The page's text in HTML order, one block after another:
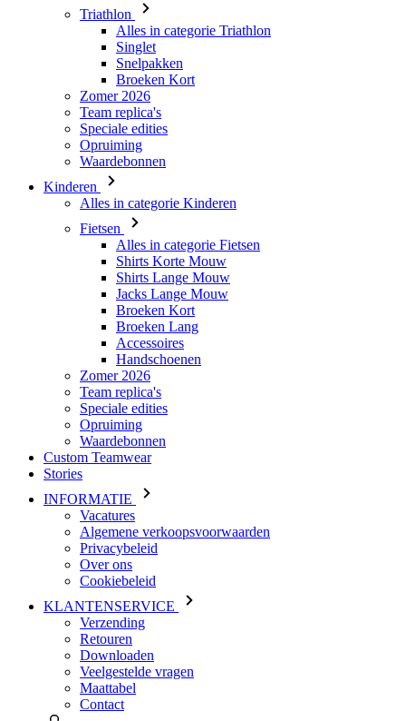
Triathlon
Alles in categorie Triathlon
Singlet
Snelpakken
Broeken Kort
Zomer 2026
Team replica's
Speciale edities
Opruiming
Waardebonnen
Kinderen
Alles in categorie Kinderen
Fietsen
Alles in categorie Fietsen
Shirts Korte Mouw
Shirts Lange Mouw
Jacks Lange Mouw
Broeken Kort
Broeken Lang
Accessoires
Handschoenen
Zomer 2026
Team replica's
Speciale edities
Opruiming
Waardebonnen
Custom Teamwear
Stories
INFORMATIE
Vacatures
Algemene verkoopsvoorwaarden
Privacybeleid
Over ons
Cookiebeleid
KLANTENSERVICE
Verzending
Retouren
Downloaden
Veelgestelde vragen
Maattabel
Contact